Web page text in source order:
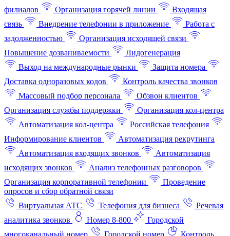
филиалов
Организация горячей линии
Входящая
связь
Внедрение телефонии в приложение
Работа с
задолженностью
Организация исходящей связи
Повышение дозваниваемости
Лидогенерация
Выход на международные рынки
Защита номера
Доставка одноразовых кодов
Контроль качества звонков
Массовый подбор персонала
Обзвон клиентов
Организация службы поддержки
Организация кол-центра
Автоматизация кол-центра
Российская телефония
Информирование клиентов
Автоматизация рекрутинга
Автоматизация входящих звонков
Автоматизация
исходящих звонков
Анализ телефонных разговоров
Организация корпоративной телефонии
Проведение
опросов и сбор обратной связи
Виртуальная АТС
Телефония для бизнеса
Речевая
аналитика звонков
Номер 8-800
Городской
многоканальный номер
Городской номер
Контроль